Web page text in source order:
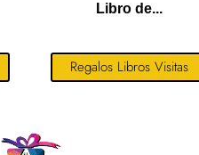
Libro de...
Regalos Libros Visitas